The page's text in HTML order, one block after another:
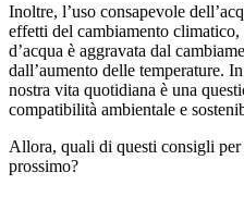
Inoltre, l’uso consapevole
effetti del cambiamento climatico,
d’acqua è aggravata dal
dall’aumento delle temperature.
nostra vita quotidiana è una
compatibilità ambientale e
Allora, quali di questi consigli
prossimo?